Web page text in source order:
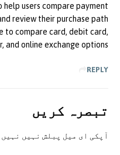
help users compare payment
review their purchase path
to compare card, debit card,
and online exchange options.
REPLY
تبصرہ کريں
آپکی ای ميل پبلش نہيں نہيں